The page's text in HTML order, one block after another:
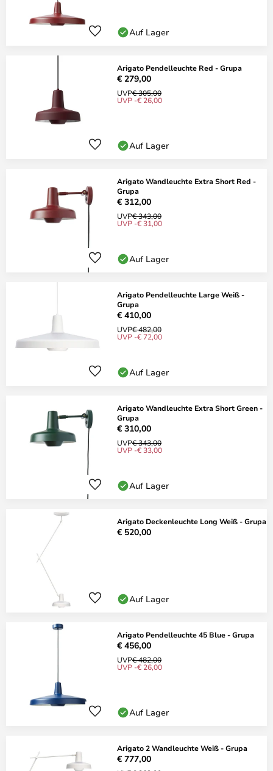
Auf Lager
Arigato Pendelleuchte Red - Grupa
€ 279,00
UVP€ 305,00
UVP -€ 26,00
Auf Lager
Arigato Wandleuchte Extra Short Red -
Grupa
€ 312,00
UVP€ 343,00
UVP -€ 31,00
Auf Lager
Arigato Pendelleuchte Large Weiß -
Grupa
€ 410,00
UVP€ 482,00
UVP -€ 72,00
Auf Lager
Arigato Wandleuchte Extra Short Green -
Grupa
€ 310,00
UVP€ 343,00
UVP -€ 33,00
Auf Lager
Arigato Deckenleuchte Long Weiß - Grupa
€ 520,00
Auf Lager
Arigato Pendelleuchte 45 Blue - Grupa
€ 456,00
UVP€ 482,00
UVP -€ 26,00
Auf Lager
Arigato 2 Wandleuchte Weiß - Grupa
€ 777,00